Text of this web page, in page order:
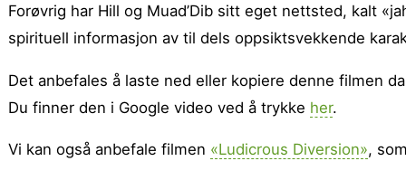
Forøvrig har Hill og Muad’Dib sitt eget nettsted, kalt
spirituell informasjon av til dels oppsiktsvekkende
Det anbefales å laste ned eller kopiere denne filmen
Du finner den i Google video ved å trykke her.
Vi kan også anbefale filmen «Ludicrous Diversion»,